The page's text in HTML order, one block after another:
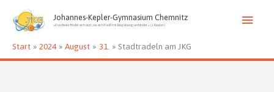
Inhalt
springen
Johannes-Kepler-Gymnasium Chemnitz
»Das Beste findet sich dort, wo sich Fleiß mit Begabung verbindet.« (J. Kepler)
Start 2024 August 31. Stadtradeln am JKG